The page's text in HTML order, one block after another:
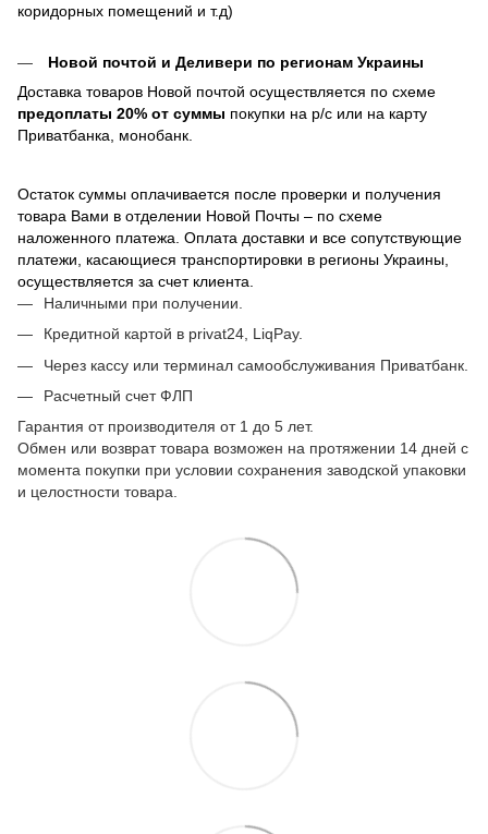
коридорных помещений и т.д)
Новой почтой и Деливери по регионам Украины
Доставка товаров Новой почтой осуществляется по схеме
предоплаты 20% от суммы покупки на р/с или на карту
Приватбанка, монобанк.
Остаток суммы оплачивается после проверки и получения
товара Вами в отделении Новой Почты – по схеме
наложенного платежа. Оплата доставки и все сопутствующие
платежи, касающиеся транспортировки в регионы Украины,
осуществляется за счет клиента.
Наличными при получении.
Кредитной картой в privat24, LiqPay.
Через кассу или терминал самообслуживания Приватбанк.
Расчетный счет ФЛП
Гарантия от производителя от 1 до 5 лет.
Обмен или возврат товара возможен на протяжении 14 дней с
момента покупки при условии сохранения заводской упаковки
и целостности товара.